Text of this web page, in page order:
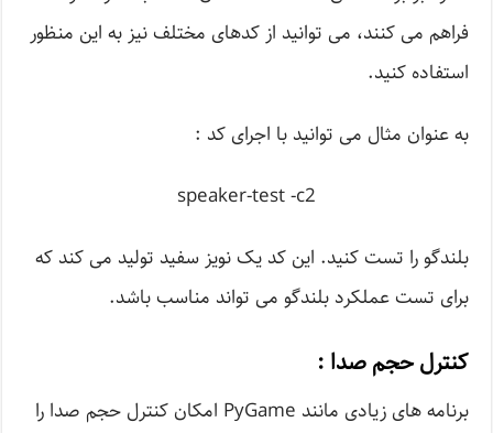
فراهم می کنند، می توانید از کدهای مختلف نیز به این منظور
استفاده کنید.
به عنوان مثال می توانید با اجرای کد :
speaker-test -c2
بلندگو را تست کنید. این کد یک نویز سفید تولید می کند که
برای تست عملکرد بلندگو می تواند مناسب باشد.
کنترل حجم صدا :
برنامه های زیادی مانند PyGame امکان کنترل حجم صدا را